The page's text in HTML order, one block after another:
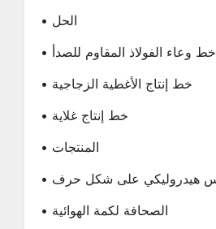
• الحل
• خط وعاء الفولاذ المقاوم للصدأ
• خط إنتاج الأغطية الزجاجية
• خط إنتاج غلاية
• المنتجات
• الصحافة لكمة الهوائية